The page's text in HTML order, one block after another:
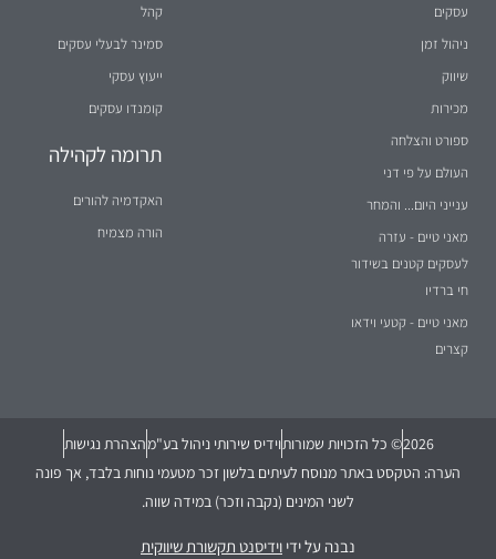
עסקים
ניהול זמן
שיווק
מכירות
ספורט והצלחה
העולם על פי דני
ענייני היום... והמחר
מאני טיים - עזרה
לעסקים קטנים בשידור
חי ברדיו
מאני טיים - קטעי וידאו
קצרים
קהל
סמינר לבעלי עסקים
ייעוץ עסקי
קומנדו עסקים
תרומה לקהילה
האקדמיה להורים
הורה מצמיח
2026© כל הזכויות שמורותוידיס שירותי ניהול בע"מהצהרת נגישות
הערה: הטקסט באתר מנוסח לעיתים בלשון זכר מטעמי נוחות בלבד, אך פונה
לשני המינים (נקבה וזכר) במידה שווה.
נבנה על ידי וידיסנט תקשורת שיווקית